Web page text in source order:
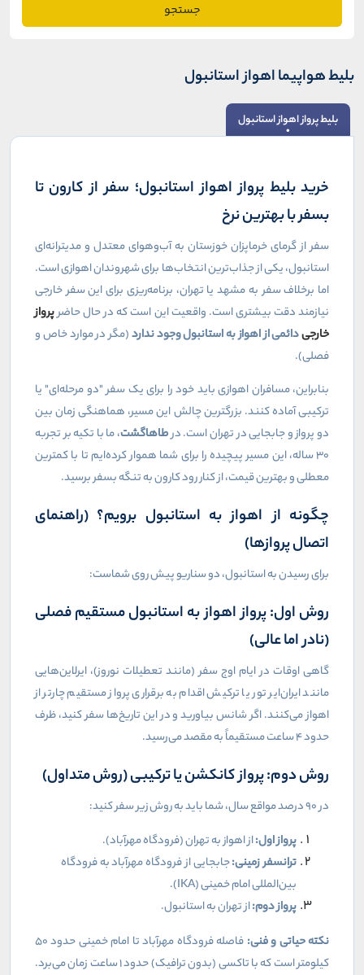
جستجو
بلیط هواپیما اهواز استانبول
بلیط پرواز اهواز استانبول
خرید بلیط پرواز اهواز استانبول؛ سفر از کارون تا
بسفر با بهترین نرخ
سفر از گرمای خرماپزان خوزستان به آب‌وهوای معتدل و مدیترانه‌ای
استانبول، یکی از جذاب‌ترین انتخاب‌ها برای شهروندان اهوازی است.
اما برخلاف سفر به مشهد یا تهران، برنامه‌ریزی برای این سفر خارجی
نیازمند دقت بیشتری است. واقعیت این است که در حال حاضرپرواز
خارجیدائمی از اهواز به استانبول وجود ندارد(مگر در موارد خاص و
فصلی).
بنابراین، مسافران اهوازی باید خود را برای یک سفر "دو مرحله‌ای" یا
ترکیبی آماده کنند. بزرگترین چالش این مسیر، هماهنگی زمان بین
دو پرواز و جابجایی در تهران است. درطاهاگشت، ما با تکیه بر تجربه
۳۰ ساله، این مسیر پیچیده را برای شما هموار کرده‌ایم تا با کمترین
معطلی و بهترین قیمت، از کنار رود کارون به تنگه بسفر برسید.
چگونه از اهواز به استانبول برویم؟ (راهنمای
اتصال پروازها)
برای رسیدن به استانبول، دو سناریو پیش روی شماست:
روش اول: پرواز اهواز به استانبول مستقیم فصلی
(نادر اما عالی)
گاهی اوقات در ایام اوج سفر (مانند تعطیلات نوروز)، ایرلاین‌هایی
مانند ایران‌ایر تور یا ترکیش اقدام به برقراری پرواز مستقیم چارتر از
اهواز می‌کنند. اگر شانس بیاورید و در این تاریخ‌ها سفر کنید، ظرف
حدود ۴ ساعت مستقیماً به مقصد می‌رسید.
روش دوم: پرواز کانکشن یا ترکیبی (روش متداول)
در ۹۰ درصد مواقع سال، شما باید به روش زیر سفر کنید:
پرواز اول:از اهواز به تهران (فرودگاه مهرآباد).
ترانسفر زمینی:جابجایی از فرودگاه مهرآباد به فرودگاه
بین‌المللی امام خمینی (IKA
).
پرواز دوم:از تهران به استانبول.
نکته حیاتی و فنی:
فاصله فرودگاه مهرآباد تا امام خمینی حدود ۵۰
کیلومتر است که با تاکسی (بدون ترافیک) حدود ۱ ساعت زمان می‌برد.